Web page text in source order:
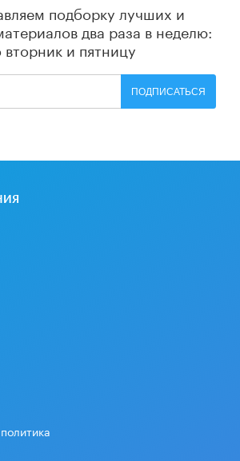
подборку лучших и
два раза в неделю:
вторник и пятницу
ПОДПИСАТЬСЯ